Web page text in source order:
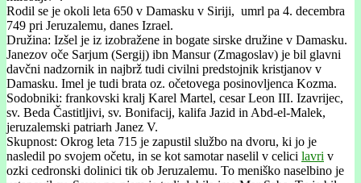
Rodil se je okoli leta 650 v Damasku v Siriji, umrl pa 4. decembra
749 pri Jeruzalemu, danes Izrael.
Družina: Izšel je iz izobražene in bogate sirske družine v Damasku.
Janezov oče Sarjum (Sergij) ibn Mansur (Zmagoslav) je bil glavni
davčni nadzornik in najbrž tudi civilni predstojnik kristjanov v
Damasku. Imel je tudi brata oz. očetovega posinovljenca Kozma.
Sodobniki: frankovski kralj Karel Martel, cesar Leon III. Izavrijec,
sv. Beda Častitljivi, sv. Bonifacij, kalifa Jazid in Abd-el-Malek,
jeruzalemski patriarh Janez V.
Skupnost: Okrog leta 715 je zapustil službo na dvoru, ki jo je
nasledil po svojem očetu, in se kot samotar naselil v celici lavri v
ozki cedronski dolinici tik ob Jeruzalemu. To meniško naselbino je